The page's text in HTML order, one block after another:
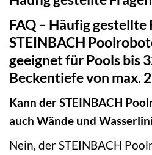
FAQ – Häufig gestellte
STEINBACH
geeignet für Pools bis
Beckentiefe von max.
Kann der STEINBACH
auch Wände und
Nein, der STEINBACH